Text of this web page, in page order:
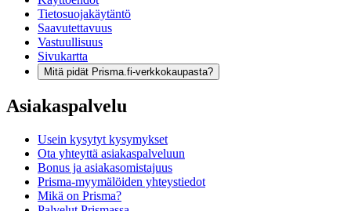
Tietosuojakäytäntö
Saavutettavuus
Vastuullisuus
Sivukartta
Mitä pidät Prisma.fi-verkkokaupasta?
Asiakaspalvelu
Usein kysytyt kysymykset
Ota yhteyttä asiakaspalveluun
Bonus ja asiakasomistajuus
Prisma-myymälöiden yhteystiedot
Mikä on Prisma?